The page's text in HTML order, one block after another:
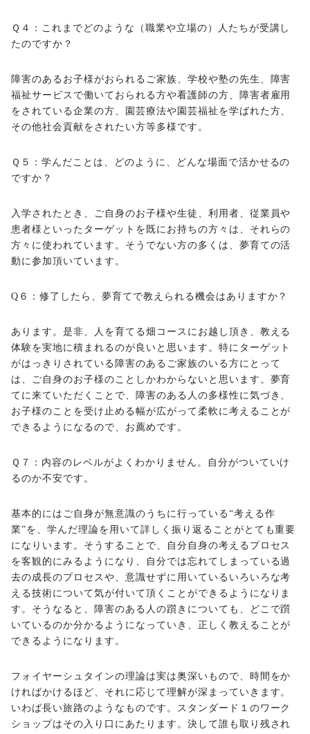
Ｑ４：これまでどのような（職業や立場の）人たちが受講し
たのですか？
障害のあるお子様がおられるご家族、学校や塾の先生、障害
福祉サービスで働いておられる方や看護師の方、障害者雇用
をされている企業の方、園芸療法や園芸福祉を学ばれた方、
その他社会貢献をされたい方等多様です。
Ｑ５：学んだことは、どのように、どんな場面で活かせるの
ですか？
入学されたとき、ご自身のお子様や生徒、利用者、従業員や
患者様といったターゲットを既にお持ちの方々は、それらの
方々に使われています。そうでない方の多くは、夢育ての活
動に参加頂いています。
Q６：修了したら、夢育てで教えられる機会はありますか？
あります。是非、人を育てる畑コースにお越し頂き、教える
体験を実地に積まれるのが良いと思います。特にターゲット
がはっきりされている障害のあるご家族のいる方にとって
は、ご自身のお子様のことしかわからないと思います。夢育
てに来ていただくことで、障害のある人の多様性に気づき、
お子様のことを受け止める幅が広がって柔軟に考えることが
できるようになるので、お薦めです。
Ｑ７：内容のレベルがよくわかりません。自分がついていけ
るのか不安です。
基本的にはご自身が無意識のうちに行っている“考える作
業”を、学んだ理論を用いて詳しく振り返ることがとても重要
になりいます。そうすることで、自分自身の考えるプロセス
を客観的にみるようになり、自分では忘れてしまっている過
去の成長のプロセスや、意識せずに用いているいろいろな考
える技術について気が付いて頂くことができるようになりま
す。そうなると、障害のある人の躓きについても、どこで躓
いているのか分かるようになっていき、正しく教えることが
できるようになります。
フォイヤーシュタインの理論は実は奥深いもので、時間をか
ければかけるほど、それに応じて理解が深まっていきます。
いわば長い旅路のようなものです。スタンダード１のワーク
ショップはその入り口にあたります。決して誰も取り残され